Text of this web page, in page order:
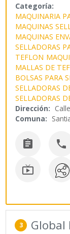
Categoría:
MAQUINARIA
MAQUINAS
MAQUINAS
SELLADORAS
TEFLON
MALLAS DE
BOLSAS PARA
SELLADORAS
SELLADORAS
Dirección:
Comuna:
 

3 Global